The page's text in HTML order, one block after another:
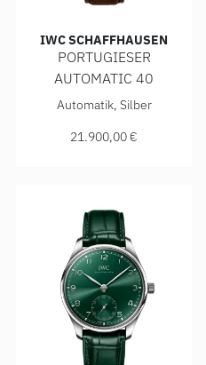
AUTOMATIC 40, Ref:
IWC SCHAFFHAUSEN
PORTUGIESER
AUTOMATIC 40
IWC Schaffhausen
Automatik, Silber
21.900,00 €